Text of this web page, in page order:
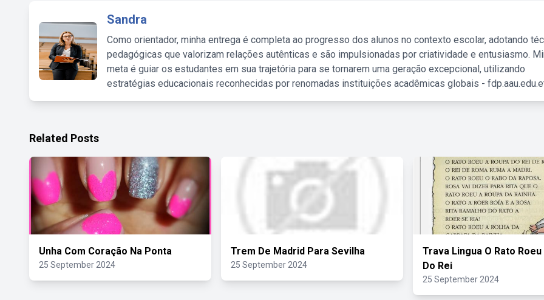
Sandra
Como orientador, minha entrega é completa ao progresso dos alunos no contexto escolar, adotando
pedagógicas que valorizam relações autênticas e são impulsionadas por criatividade e entusiasmo.
meta é guiar os estudantes em sua trajetória para se tornarem uma geração excepcional, utilizando
estratégias educacionais reconhecidas por renomadas instituições acadêmicas globais -
Related Posts
Unha Com Coração Na Ponta
25 September 2024
Trem De Madrid Para Sevilha
25 September 2024
Trava Lingua O Rato Roeu
Do Rei
25 September 2024